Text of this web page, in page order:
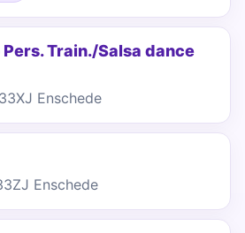
Train./Salsa dance
Enschede
Enschede